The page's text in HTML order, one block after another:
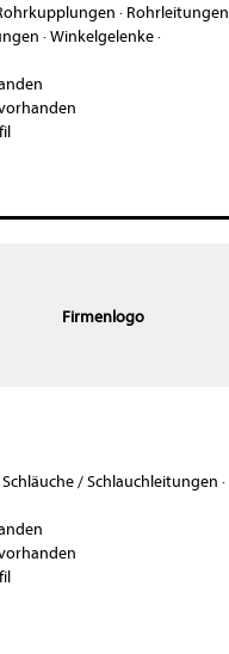
· Rohrleitungen
·Winkelgelenke·
Firmenlogo
Schläuche / Schlauchleitungen ·